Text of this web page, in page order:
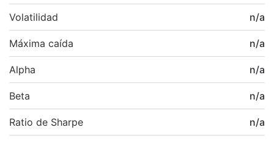
Volatilidad n/a
Máxima caída n/a
Alpha n/a
Beta n/a
Ratio de Sharpe n/a